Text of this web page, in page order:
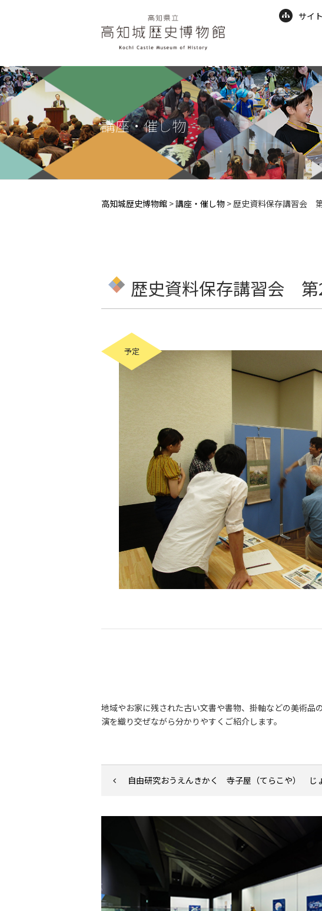
サイ
講座・催し物
高知城歴史博物館 >講座・催し物 > 歴史資料保存講習会
歴史資料保存講習会 第
予定
地域やお家に残された古い文書や書物、掛軸などの美術
演を織り交ぜながら分かりやすくご紹介します。
自由研究おうえんきかく 寺子屋（てらこや） じ